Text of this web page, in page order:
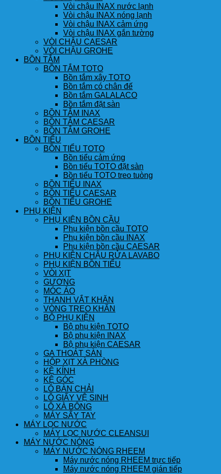
Vòi chậu INAX nước lạnh
Vòi chậu INAX nóng lạnh
Vòi chậu INAX cảm ứng
Vòi chậu INAX gắn tường
VÒI CHẬU CAESAR
VÒI CHẬU GROHE
BỒN TẮM
BỒN TẮM TOTO
Bồn tắm xây TOTO
Bồn tắm có chân đế
Bồn tắm GALALACO
Bồn tắm đặt sàn
BỒN TẮM INAX
BỒN TẮM CAESAR
BỒN TẮM GROHE
BỒN TIỂU
BỒN TIỂU TOTO
Bồn tiểu cảm ứng
Bồn tiểu TOTO đặt sàn
Bồn tiểu TOTO treo tuòng
BỒN TIỂU INAX
BỒN TIỂU CAESAR
BỒN TIỂU GROHE
PHỤ KIỆN
PHỤ KIỆN BỒN CẦU
Phụ kiện bồn cầu TOTO
Phụ kiện bồn cầu INAX
Phụ kiện bồn cầu CAESAR
PHỤ KIỆN CHẬU RỬA LAVABO
PHỤ KIỆN BỒN TIỂU
VÒI XỊT
GƯƠNG
MÓC ÁO
THANH VẮT KHĂN
VÒNG TREO KHĂN
BỘ PHỤ KIỆN
Bộ phụ kiện TOTO
Bộ phụ kiện INAX
Bộ phụ kiện CAESAR
GA THOÁT SÀN
HỘP XỊT XÀ PHÒNG
KỆ KÍNH
KỆ GÓC
LÔ BÀN CHẢI
LÔ GIẤY VỆ SINH
LÔ XÀ BÔNG
MÁY SẤY TAY
MÁY LỌC NƯỚC
MÁY LỌC NƯỚC CLEANSUI
MÁY NƯỚC NÓNG
MÁY NƯỚC NÓNG RHEEM
Máy nước nóng RHEEM trực tiếp
Máy nước nóng RHEEM gián tiếp